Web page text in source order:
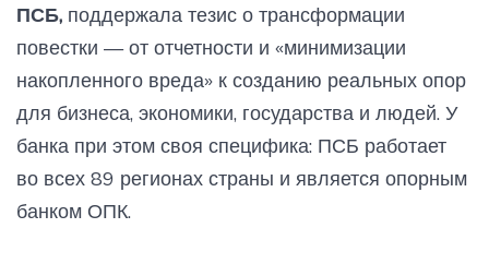
ПСБ, поддержала тезис о трансформации
повестки — от отчетности и «минимизации
накопленного вреда» к созданию реальных опор
для бизнеса, экономики, государства и людей. У
банка при этом своя специфика: ПСБ работает
во всех 89 регионах страны и является опорным
банком ОПК.